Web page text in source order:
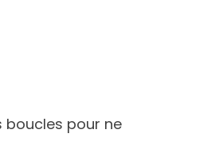
boucles pour ne